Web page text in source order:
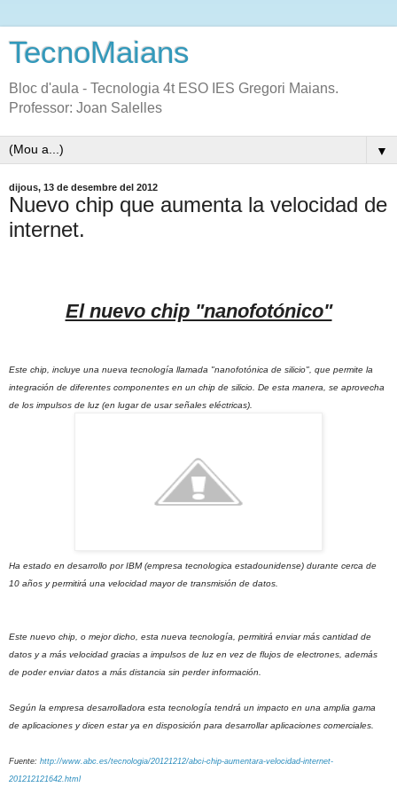
TecnoMaians
Bloc d'aula - Tecnologia 4t ESO IES Gregori Maians.
Professor: Joan Salelles
▼
dijous, 13 de desembre del 2012
Nuevo chip que aumenta la velocidad de
internet.
El nuevo chip "nanofotónico"
Este chip, incluye una nueva tecnología llamada "nanofotónica de silicio", que permite la
integración de diferentes componentes en un chip de silicio. De esta manera, se aprovecha
de los impulsos de luz (en lugar de usar señales eléctricas).
Ha estado en desarrollo porIBM (empresa tecnologica estadounidense) durante cerca de
10 años y permitirá una velocidad mayor de transmisión de datos.
Este nuevo chip, o mejor dicho, esta nueva tecnología, permitirá enviar más cantidad de
datos y a más velocidad gracias a impulsos de luz en vez de flujos de electrones, además
de poder enviar datos a más distancia sin perder información.
Según la empresa desarrolladora esta tecnología tendrá un impacto en una amplia gama
de aplicaciones y dicen estar ya en disposición para desarrollar aplicaciones comerciales.
Fuente: http://www.abc.es/tecnologia/20121212/abci-chip-aumentara-velocidad-internet-
201212121642.html